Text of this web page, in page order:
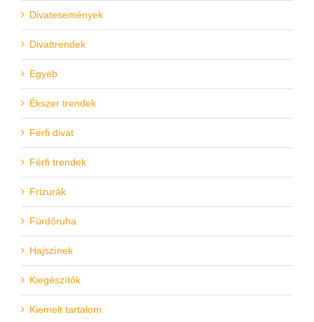
Divatesemények
Divattrendek
Egyéb
Ékszer trendek
Férfi divat
Férfi trendek
Frizurák
Fürdőruha
Hajszínek
Kiegészítők
Kiemelt tartalom